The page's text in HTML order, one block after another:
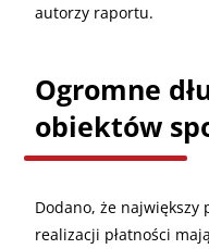
autorzy raportu.
Ogromne
obiektów
Dodano, że
realizacji płatności